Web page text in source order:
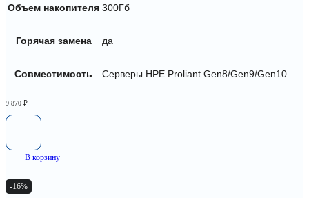
Объем накопителя 300Гб
Горячая замена да
Совместимость Серверы HPE Proliant Gen8/Gen9/Gen10
9 870 ₽
В корзину
-16%